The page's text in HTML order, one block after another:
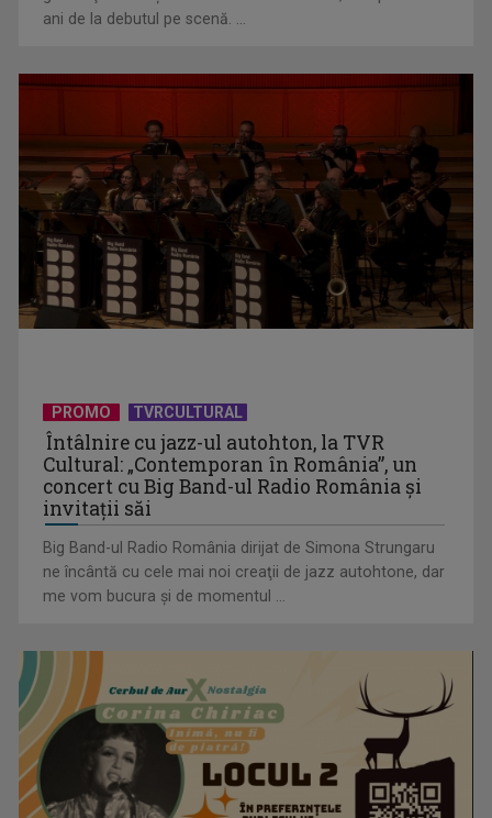
Horaţiu Mălăele ...
„Frații Jderi”, superproducția inspirată din opera lui Mihail
Sadoveanu, la ...
ani de la debutul pe scenă. ...
PROMO TVRCULTURAL
Întâlnire cu jazz-ul autohton, la TVR
Cultural: „Contemporan în România”, un
concert cu Big Band-ul Radio România şi
invitaţii săi
Big Band-ul Radio România dirijat de Simona Strungaru
ne încântă cu cele mai noi creaţii de jazz autohtone, dar
me vom bucura şi de momentul ...